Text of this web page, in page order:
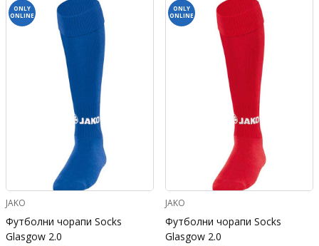
ONLY
ONLINE
JAKO
Футболни чорапи Socks
Glasgow 2.0
ONLY
ONLINE
JAKO
Футболни чорапи Socks
Glasgow 2.0